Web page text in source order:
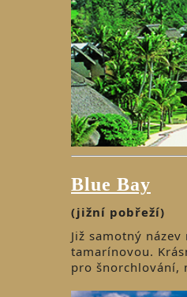
Blue Bay
(jižní pobřeží)
Již samotný
tamarínovou.
pro šnorchlování,